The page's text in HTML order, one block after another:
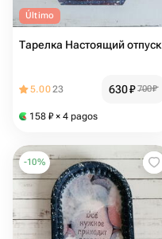
Último
Тарелка Настоящий отпуск
5.0023 630₽ 700₽
158 ₽ × 4 pagos
-10%